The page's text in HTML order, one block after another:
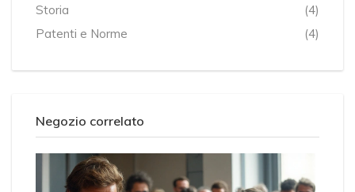
Storia
(4)
Patenti e Norme
(4)
Negozio correlato